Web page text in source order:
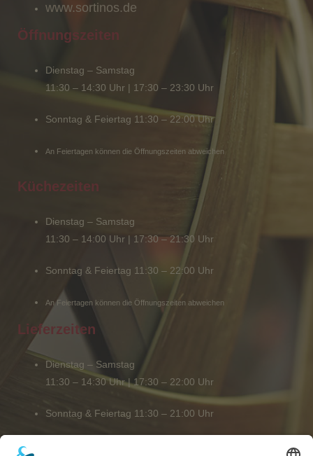
www.sortinos.de
Öffnungszeiten
Dienstag – Samstag
11:30 – 14:30 Uhr | 17:30 – 23:30 Uhr
Sonntag & Feiertag 11:30 – 22:00 Uhr
An Feiertagen können die Öffnungszeiten abweichen
Küchezeiten
Dienstag – Samstag
11:30 – 14:00 Uhr | 17:30 – 21:30 Uhr
Sonntag & Feiertag 11:30 – 22:00 Uhr
An Feiertagen können die Öffnungszeiten abweichen
Lieferzeiten
Dienstag – Samstag
11:30 – 14:30 Uhr | 17:30 – 22:00 Uhr
Sonntag & Feiertag 11:30 – 21:00 Uhr